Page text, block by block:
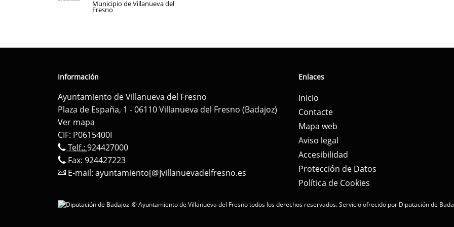
Municipio de Villanueva del
Fresno
Información
Ayuntamiento de Villanueva del Fresno
Plaza de España, 1 - 06110 Villanueva del Fresno (Badajoz)
Ver mapa
CIF: P0615400I
Telf.: 924427000
Fax: 924427223
E-mail: ayuntamiento[@]villanuevadelfresno.es
Enlaces
Inicio
Contacte
Mapa web
Aviso legal
Accesibilidad
Protección de Datos
Política de Cookies
© Ayuntamiento de Villanueva del Fresno todos los derechos reservados.Servicio ofrecido por Diputación de